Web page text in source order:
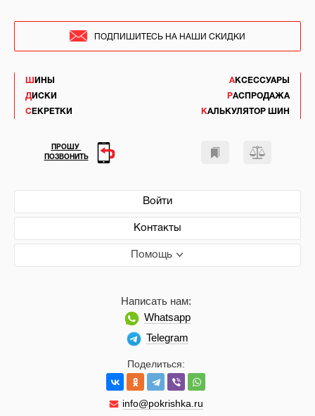
ШИНЫ
ДИСКИ
СЕКРЕТКИ
АКСЕССУАРЫ
РАСПРОДАЖА
КАЛЬКУЛЯТОР ШИН
Войти
Контакты
Помощь
Поделиться:
info@pokrishka.ru
Написать нам:
Whatsapp
Telegram
ПОДПИШИТЕСЬ НА НАШИ СКИДКИ
ПРОШУ
ПОЗВОНИТЬ